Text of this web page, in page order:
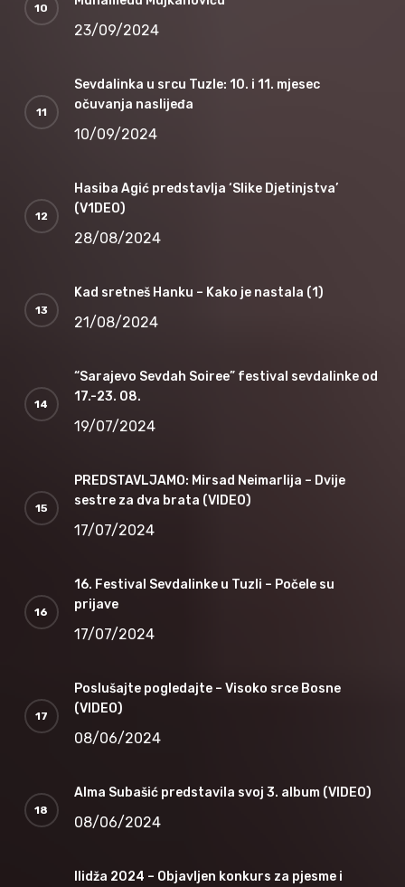
23/09/2024
Sevdalinka u srcu Tuzle: 10. i 11. mjesec
očuvanja naslijeđa
10/09/2024
Hasiba Agić predstavlja ‘Slike Djetinjstva’
(V1DEO)
28/08/2024
Kad sretneš Hanku – Kako je nastala (1)
21/08/2024
“Sarajevo Sevdah Soiree” festival sevdalinke od
17.-23. 08.
19/07/2024
PREDSTAVLJAMO: Mirsad Neimarlija – Dvije
sestre za dva brata (VIDEO)
17/07/2024
16. Festival Sevdalinke u Tuzli – Počele su
prijave
17/07/2024
Poslušajte pogledajte – Visoko srce Bosne
(VIDEO)
08/06/2024
Alma Subašić predstavila svoj 3. album (VIDEO)
08/06/2024
Ilidža 2024 – Objavljen konkurs za pjesme i